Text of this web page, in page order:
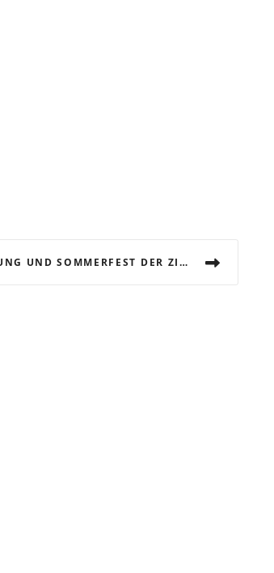
LOSSPRECHUNG UND SOMMERFEST DER ZIMMERER-INNUNG BORKEN